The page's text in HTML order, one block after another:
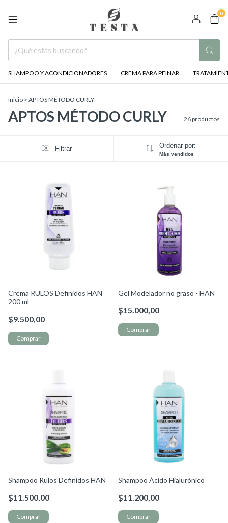
0
SHAMPOO Y ACONDICIONADORES CREMA PARA PEINAR
Inicio > APTOS MÉTODO CURLY
APTOS MÉTODO CURLY 26 productos
Filtrar Ordenar por:
Más vendidos
Crema RULOS Definidos HAN
200 ml
$9.500,00
Gel Modelador no graso - HAN
$15.000,00
Shampoo Rulos Definidos HAN
$11.500,00
Shampoo Ácido Hialurónico
$11.200,00